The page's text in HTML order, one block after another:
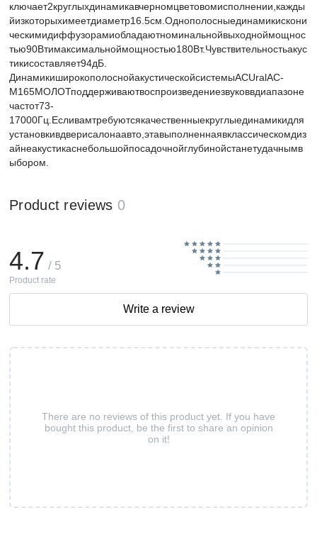
ключает2круглыхдинамикавчерномцветовомисполнении,кажды
йизкоторыхимеетдиаметр16.5см.Однополосныединамикискони
ческимидиффузорамиобладаютноминальнойвыходноймощнос
тью90Втимаксимальноймощностью180Вт.Чувствительностьакус
тикисоставляет94дБ.
ДинамикиширокополоснойакустическойсистемыАСUralАС-
М165МОЛОТподдерживаютвоспроизведениезвуковвдиапазоне
частот73-
17000Гц.Есливамтребуютсякачественныекруглыединамикидля
установкивдверисалонаавто,этавыполненнаявклассическомдиз
айнеакустикаснебольшойпосадочнойглубинойстанетудачнымв
ыбором.
Product reviews 0
There are no reviews of this product yet. If you have
bought this product, be the first to share an opinion
on it!
4.7 / 5
Product rate
Write a review